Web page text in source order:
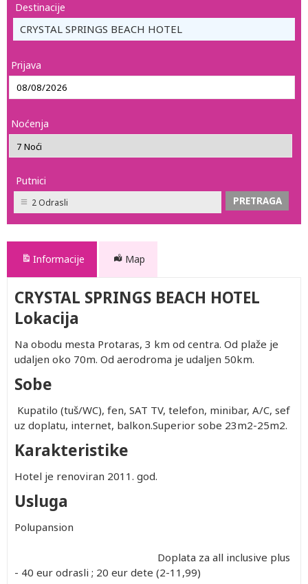
Destinacije
CRYSTAL SPRINGS BEACH HOTEL
Prijava
Noćenja
Putnici
2 Odrasli
Informacije Map
CRYSTAL SPRINGS BEACH HOTEL
Lokacija
Na obodu mesta Protaras, 3 km od centra. Od plaže je
udaljen oko 70m. Od aerodroma je udaljen 50km.
Sobe
Kupatilo (tuš/WC), fen, SAT TV, telefon, minibar, A/C, sef
uz doplatu, internet, balkon.Superior sobe 23m2-25m2.
Karakteristike
Hotel je renoviran 2011. god.
Usluga
Polupansion
Doplata za all inclusive plus
- 40 eur odrasli ; 20 eur dete (2-11,99)